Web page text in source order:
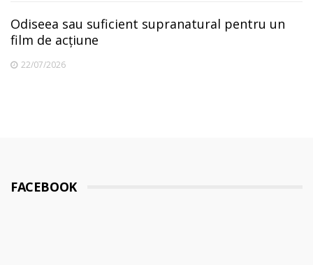
Odiseea sau suficient supranatural pentru un
film de acțiune
22/07/2026
FACEBOOK